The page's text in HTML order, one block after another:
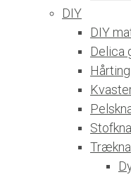
DIY
DIY
Delica
Hårting